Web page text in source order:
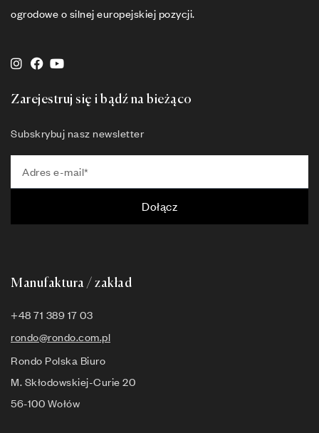
ogrodowe o silnej europejskiej pozycji.
Zarejestruj się i bądź na bieżąco
Subskrybuj nasz newsletter
Dołącz
Manufaktura / zakład
+48 71 389 17 03
rondo@rondo.com.pl
Rondo Polska Biuro
M. Skłodowskiej-Curie 20
56-100 Wołów